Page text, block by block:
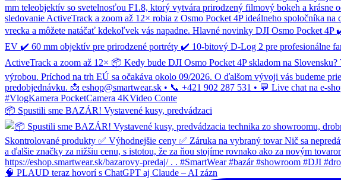
📦 Spustili sme BAZÁR! Vystavené kusy, predvádzaci
🧠 PLAUD teraz hovorí s ChatGPT aj Claude – AI zázn